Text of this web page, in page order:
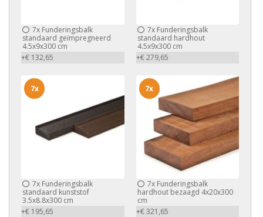
7x Funderingsbalk
standaard geïmpregneerd
4.5x9x300 cm
+€ 132,65
7xFunderingsbalk
standaard hardhout
4.5x9x300 cm
+€ 279,65
7x Funderingsbalk
standaard kunststof
3.5x8.8x300 cm
+€ 195,65
7x
7xFunderingsbalk
hardhout bezaagd 4x20x300
cm
+€ 321,65
7x